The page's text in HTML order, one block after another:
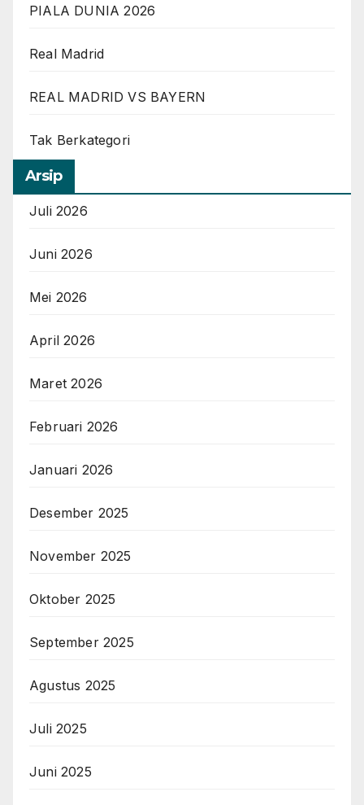
PIALA DUNIA 2026
Real Madrid
REAL MADRID VS BAYERN
Tak Berkategori
Arsip
Juli 2026
Juni 2026
Mei 2026
April 2026
Maret 2026
Februari 2026
Januari 2026
Desember 2025
November 2025
Oktober 2025
September 2025
Agustus 2025
Juli 2025
Juni 2025